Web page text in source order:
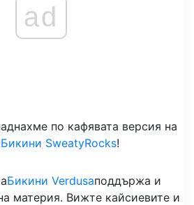
ad
по кафявата версия на
Бикини SweatyRocks!
Бикини Verdusaподдържа и
материя. Вижте кайсиевите и